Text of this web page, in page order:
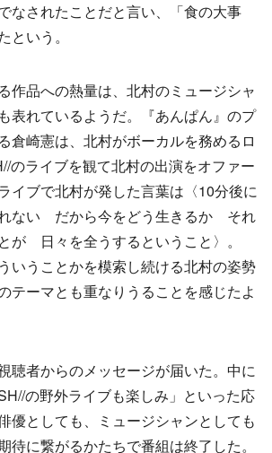
なされたことだと言い、「食の大事
という。
作品への熱量は、北村のミュージシャ
表れているようだ。『あんぱん』のプ
倉崎憲は、北村がボーカルを務めるロ
のライブを観て北村の出演をオファー
イブで北村が発した言葉は〈10分後に
ない だから今をどう生きるか それ
が 日々を全うするということ〉。
いうことかを模索し続ける北村の姿勢
テーマとも重なりうることを感じたよ
聴者からのメッセージが届いた。中に
の野外ライブも楽しみ」といった応
優としても、ミュージシャンとしても
待に繋がるかたちで番組は終了した。